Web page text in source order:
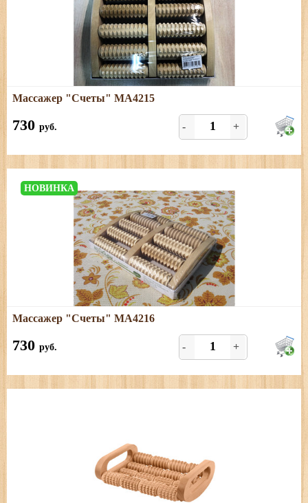
Подробнее
Размеры: длина - 24 см; ширина - 19,5 см
Массажер "Счеты" МА4215
730 руб. - +
НОВИНКА
Подробнее
Размеры: длина - 24,5 см; ширина - 19 см.
Массажер "Счеты" МА4216
730 руб. - +